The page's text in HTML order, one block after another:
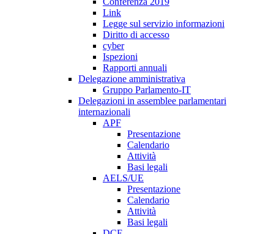
Link
Legge sul servizio informazioni
Diritto di accesso
cyber
Ispezioni
Rapporti annuali
Delegazione amministrativa
Gruppo Parlamento-IT
Delegazioni in assemblee parlamentari
internazionali
APF
Presentazione
Calendario
Attività
Basi legali
AELS/UE
Presentazione
Calendario
Attività
Basi legali